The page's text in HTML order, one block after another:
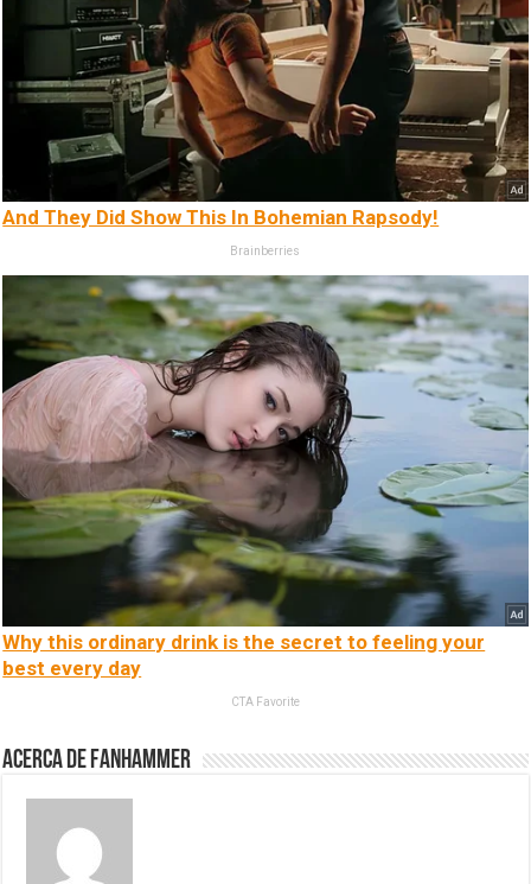
And They Did Show This In Bohemian Rapsody!
Brainberries
Why this ordinary drink is the secret to feeling your
best every day
CTA Favorite
Acerca de fanhammer